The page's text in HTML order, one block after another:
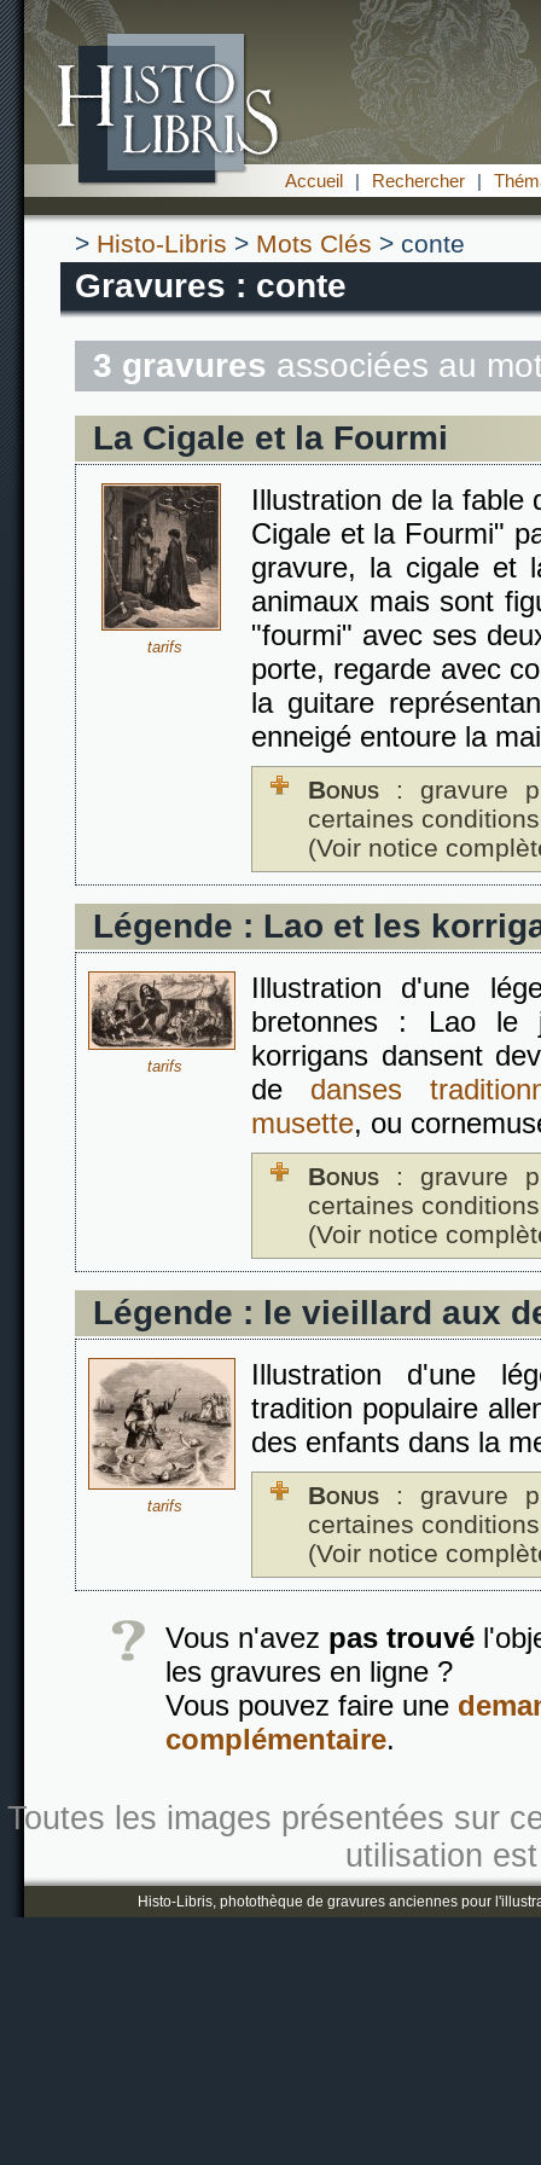
Accueil | Rechercher |
> Histo-Libris > Mots Clés > conte
Gravures : conte
3 gravures associées au
La Cigale et la Fourmi
tarifs
Illustration de la fable
Cigale et la Fourmi"
gravure, la cigale et
animaux mais sont
"fourmi" avec ses
porte, regarde avec
la guitare
enneigé entoure la
Bonus : gravure
certaines
(Voir notice
Légende : Lao et les
tarifs
Illustration d'une
bretonnes : Lao le
korrigans dansent
de danses
musette, ou
Bonus : gravure
certaines
(Voir notice
Légende : le vieillard aux
tarifs
Illustration d'une
tradition populaire
des enfants dans la
Bonus : gravure
certaines
(Voir notice
Vous n'avez pas trouvé
les gravures en ligne ?
Vous pouvez faire une
complémentaire.
Toutes les images présentées sur
utilisation
Histo-Libris, photothèque de gravures anciennes pour